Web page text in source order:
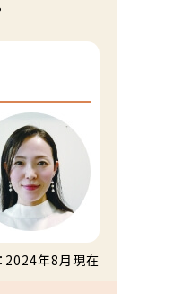
2024年8月現在